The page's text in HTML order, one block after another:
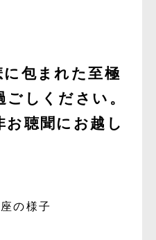
に包まれた至極
しください。
お聴聞にお越し
の様子